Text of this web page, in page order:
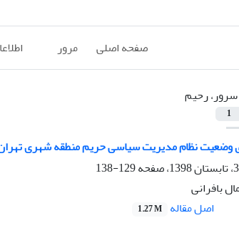
صفحه اصلی مرور
سرور، رحیم
1
وضعیت نظام مدیریت سیاسی حریم منطقه شهری
129-138
بافرانی
اصل مقاله 1.27 M